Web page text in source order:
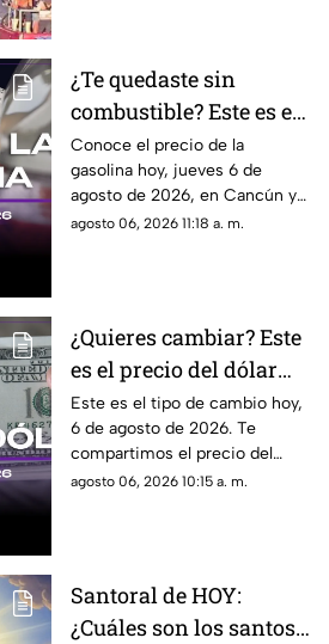
¿Te quedaste sin
combustible? Este es el
precio de la gasolina en
Quintana Roo HOY,
jueves 6 de agosto de
2026
Conoce el precio de la
gasolina hoy, jueves 6 de
agosto de 2026, en Cancún y
el resto de Quintana Roo. Este
agosto 06, 2026 11:18 a. m.
¿Quieres cambiar? Este
es el precio del dólar
estadounidense HOY, 6
de agosto de 2026 en
Cancún
Este es el tipo de cambio hoy,
6 de agosto de 2026. Te
compartimos el precio del
dólar hoy en Cancún, así como
agosto 06, 2026 10:15 a. m.
Santoral de HOY:
¿Cuáles son los santos